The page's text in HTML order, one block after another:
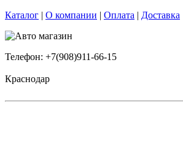
Каталог | О компании | Оплата | Доставка
Телефон: +7(908)911-66-15
Краснодар